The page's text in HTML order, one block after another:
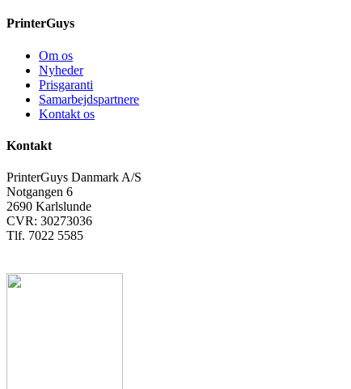
PrinterGuys
Om os
Nyheder
Prisgaranti
Samarbejdspartnere
Kontakt os
Kontakt
PrinterGuys Danmark A/S
Notgangen 6
2690 Karlslunde
CVR: 30273036
Tlf. 7022 5585